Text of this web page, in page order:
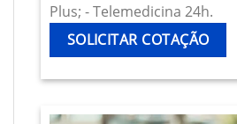
Plus; - Telemedicina 24h.
SOLICITAR COTAÇÃO